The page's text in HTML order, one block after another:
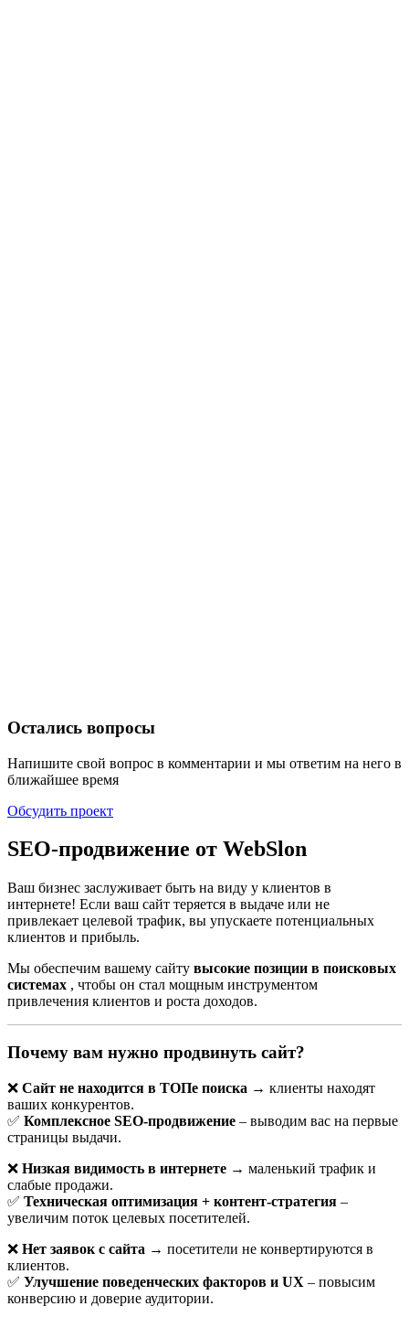
Остались вопросы
Напишите свой вопрос в комментарии и мы ответим на него в
ближайшее время
Обсудить проект
SEO-продвижение от WebSlon
Ваш бизнес заслуживает быть на виду у клиентов в
интернете! Если ваш сайт теряется в выдаче или не
привлекает целевой трафик, вы упускаете потенциальных
клиентов и прибыль.
Мы обеспечим вашему сайту высокие позиции в поисковых
системах , чтобы он стал мощным инструментом
привлечения клиентов и роста доходов.
🚀 Продвижение сайта мастера на дому
в Минске: полный гид по выходу в
ТОП
Сегодня мало просто быть хорошим мастером. Можно
отлично чинить краны, устанавливать розетки, собирать
мебель или делать косметический ремонт, но если о вас никто
не знает — заказов не будет.
И вот тут на арену выходитсайт мастера на дому
онлайн-визитка, витрина и канал продаж одновременно. Но,
как и в офлайн-мире, мало повесить вывеску — нужно, чтобы
её видели тысячи людей.
👉 В этой статье я расскажу, как
Почему вам нужно продвинуть сайт?
❌ Сайт не находится в ТОПе поиска → клиенты находят
ваших конкурентов.
✅ Комплексное SEO-продвижение – выводим вас на первые
страницы выдачи.
❌ Низкая видимость в интернете → маленький трафик и
слабые продажи.
✅ Техническая оптимизация + контент-стратегия –
увеличим поток целевых посетителей.
❌ Нет заявок с сайта → посетители не конвертируются в
клиентов.
✅ Улучшение поведенческих факторов и UX – повысим
конверсию и доверие аудитории.